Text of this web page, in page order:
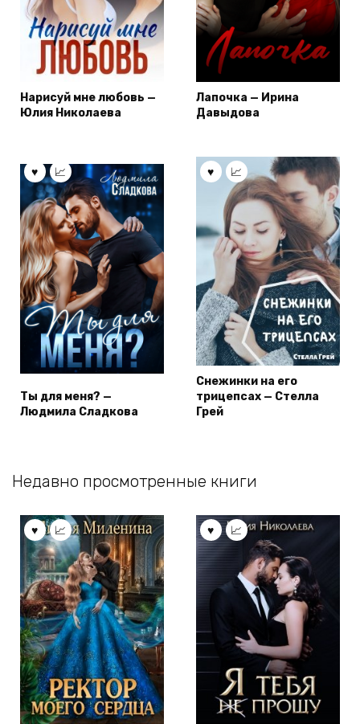
Нарисуй мне любовь —
Юлия Николаева
Лапочка — Ирина
Давыдова
Ты для меня? —
Людмила Сладкова
Снежинки на его
трицепсах — Стелла
Грей
Недавно просмотренные книги